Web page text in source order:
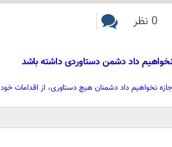
0 نظر
داد دشمن دستاوردی داشته باشد
نخواهیم داد دشمنان هیچ دستاوری، از اقدامات